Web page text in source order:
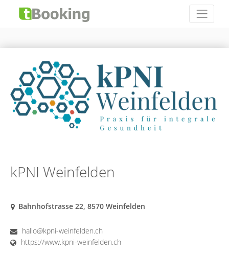
kPNI Weinfelden
Bahnhofstrasse 22, 8570 Weinfelden
hallo@kpni-weinfelden.ch
https://www.kpni-weinfelden.ch